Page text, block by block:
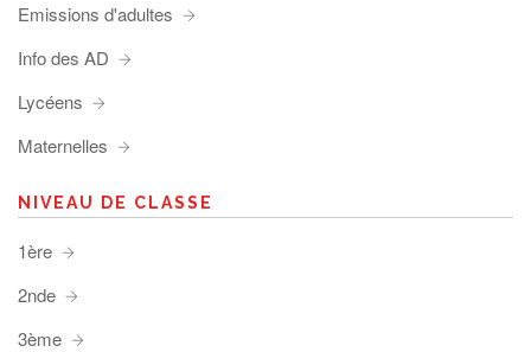
Emissions d'adultes
Info des AD
Lycéens
Maternelles
NIVEAU DE CLASSE
1ère
2nde
3ème